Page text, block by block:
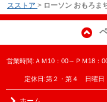
スストア > ローソン おもろま
営業時間:ＡＭ10：00～ＰＭ18
定休日:第２・第４ 日曜